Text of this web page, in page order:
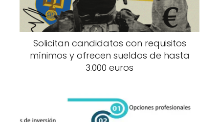
Solicitan candidatos con requisitos
mínimos y ofrecen sueldos de hasta
3.000 euros